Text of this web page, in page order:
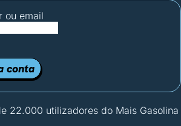
ou email
conta
22.000 utilizadores do Mais Gasolina